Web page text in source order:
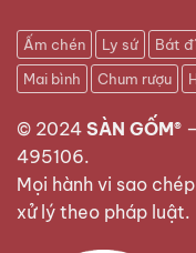
Ấm chén Ly sứ Bát
Mai bình
Chum rượu
© 2024 SÀN GỐM® –
495106.
Mọi hành vi sao
xử lý theo pháp luật.